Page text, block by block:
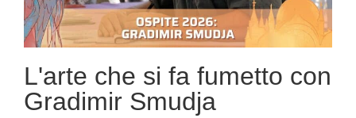
L'arte che si fa fumetto con
Gradimir Smudja